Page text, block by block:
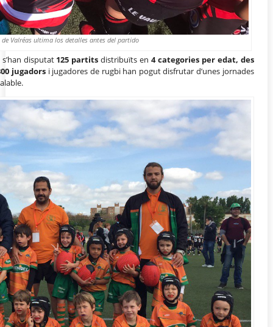
de Valréas ultima los detalles antes del partido
disputat 125 partits distribuïts en 4 categories per edat, des
jugadors i jugadores de rugbi han pogut disfrutar d’unes jornades